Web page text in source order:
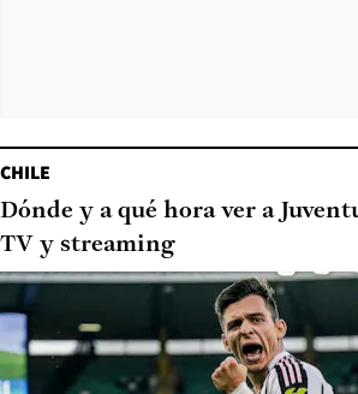
CHILE
Dónde y a qué hora ver a
TV y streaming